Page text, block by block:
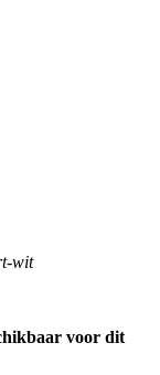
wit
voor dit